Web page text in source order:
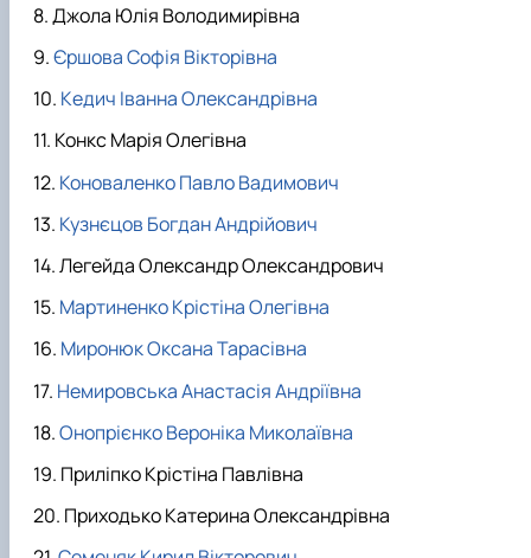
Джола Юлія Володимирівна
Єршова Софія Вікторівна
Кедич Іванна Олександрівна
Конкс Марія Олегівна
Коноваленко Павло Вадимович
Кузнєцов Богдан Андрійович
Легейда Олександр Олександрович
Мартиненко Крістіна Олегівна
Миронюк Оксана Тарасівна
Немировська Анастасія Андріївна
Онопрієнко Вероніка Миколаївна
Приліпко Крістіна Павлівна
Приходько Катерина Олександрівна